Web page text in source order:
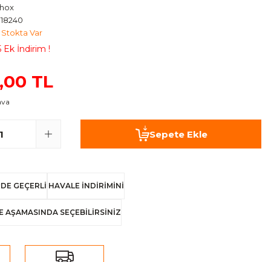
Stokta Var
Ek İndirim !
TL
Sepete Ekle
GEÇERLİ HAVALE İNDİRİMİNİ
AŞAMASINDA SEÇEBİLİRSİNİZ